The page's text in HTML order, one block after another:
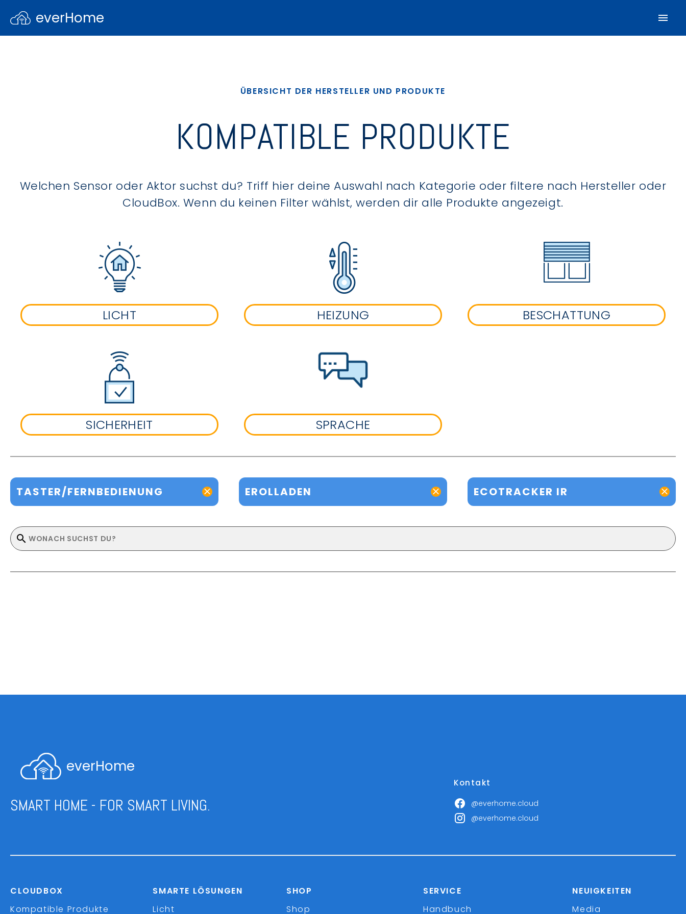
everHome
ÜBERSICHT DER HERSTELLER UND PRODUKTE
KOMPATIBLE PRODUKTE
Welchen Sensor oder Aktor suchst du? Triff hier deine Auswahl nach Kategorie oder filtere nach Hersteller oder
CloudBox. Wenn du keinen Filter wählst, werden dir alle Produkte angezeigt.
LICHT HEIZUNG BESCHATTUNG
SICHERHEIT SPRACHE
TASTER/FERNBEDIENUNG EROLLADEN ECOTRACKER IR
everHome
SMART HOME - FOR SMART LIVING.
Kontakt
@everhome.cloud
@everhome.cloud
CLOUDBOX
Kompatible Produkte
SMARTE LÖSUNGEN
Licht
SHOP
Shop
SERVICE
Handbuch
NEUIGKEITEN
Media